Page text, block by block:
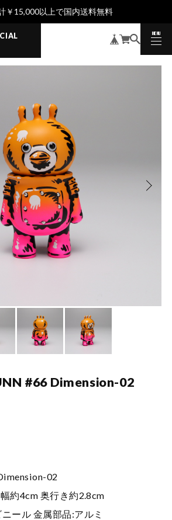
￥15,000以上で国内送料無料
MENU
CLOSE
#66 Dimension-02
02
約4cm 奥行き約2.8cm
ール 金属部品:アルミ